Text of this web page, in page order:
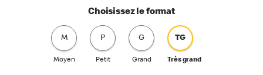
Choisissez le format
M
Moyen
P
Petit
G
Grand
TG
Très grand